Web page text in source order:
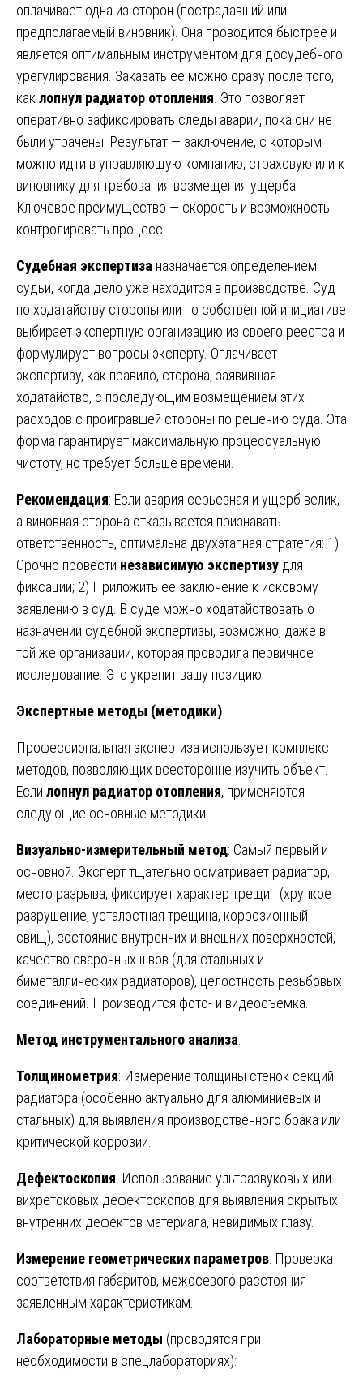
оплачивает одна из сторон (пострадавший или
предполагаемый виновник). Она проводится быстрее и
является оптимальным инструментом для досудебного
урегулирования. Заказать её можно сразу после того,
как лопнул радиатор отопления . Это позволяет
оперативно зафиксировать следы аварии, пока они не
были утрачены. Результат — заключение, с которым
можно идти в управляющую компанию, страховую или к
виновнику для требования возмещения ущерба.
Ключевое преимущество — скорость и возможность
контролировать процесс.
Судебная экспертиза назначается определением
судьи, когда дело уже находится в производстве. Суд
по ходатайству стороны или по собственной инициативе
выбирает экспертную организацию из своего реестра и
формулирует вопросы эксперту. Оплачивает
экспертизу, как правило, сторона, заявившая
ходатайство, с последующим возмещением этих
расходов с проигравшей стороны по решению суда. Эта
форма гарантирует максимальную процессуальную
чистоту, но требует больше времени.
Рекомендация: Если авария серьезная и ущерб велик,
а виновная сторона отказывается признавать
ответственность, оптимальна двухэтапная стратегия: 1)
Срочно провести независимую экспертизу для
фиксации; 2) Приложить её заключение к исковому
заявлению в суд. В суде можно ходатайствовать о
назначении судебной экспертизы, возможно, даже в
той же организации, которая проводила первичное
исследование. Это укрепит вашу позицию.
Экспертные методы (методики)
Профессиональная экспертиза использует комплекс
методов, позволяющих всесторонне изучить объект.
Если лопнул радиатор отопления, применяются
следующие основные методики:
Визуально-измерительный метод: Самый первый и
основной. Эксперт тщательно осматривает радиатор,
место разрыва, фиксирует характер трещин (хрупкое
разрушение, усталостная трещина, коррозионный
свищ), состояние внутренних и внешних поверхностей,
качество сварочных швов (для стальных и
биметаллических радиаторов), целостность резьбовых
соединений. Производится фото- и видеосъемка.
Метод инструментального анализа:
Толщинометрия: Измерение толщины стенок секций
радиатора (особенно актуально для алюминиевых и
стальных) для выявления производственного брака или
критической коррозии.
Дефектоскопия: Использование ультразвуковых или
вихретоковых дефектоскопов для выявления скрытых
внутренних дефектов материала, невидимых глазу.
Измерение геометрических параметров: Проверка
соответствия габаритов, межосевого расстояния
заявленным характеристикам.
Лабораторные методы (проводятся при
необходимости в спецлабораториях):